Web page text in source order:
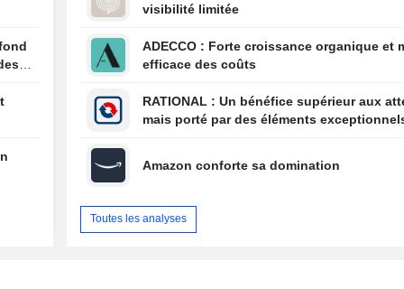
2026
visibilité limitée
ADECCO : Forte croissance organique et maîtrise
efficace des coûts
RATIONAL : Un bénéfice supérieur aux attentes,
mais porté par des éléments
Amazon conforte sa domination
Toutes les analyses